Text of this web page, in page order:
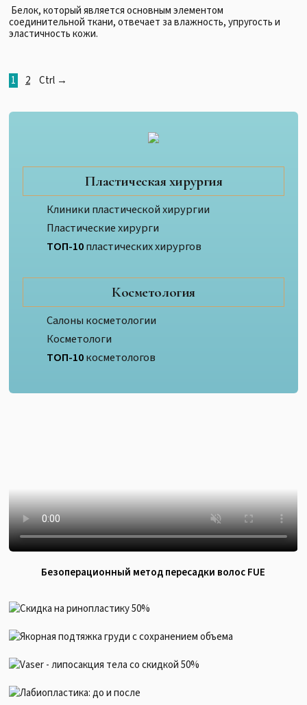
Белок, который является основным элементом
соединительной ткани, отвечает за влажность, упругость и
эластичность кожи.
1 2 Ctrl →
Пластическая хирургия
Клиники пластической хирургии
Пластические хирурги
ТОП-10пластических хирургов
Косметология
Салоны косметологии
Косметологи
ТОП-10косметологов
Безоперационный метод пересадки волос FUE